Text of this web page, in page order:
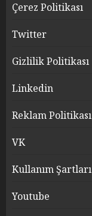
Çerez Politikası
Twitter
Gizlilik Politikası
Linkedin
Reklam Politikası
VK
Kullanım Şartları
Youtube